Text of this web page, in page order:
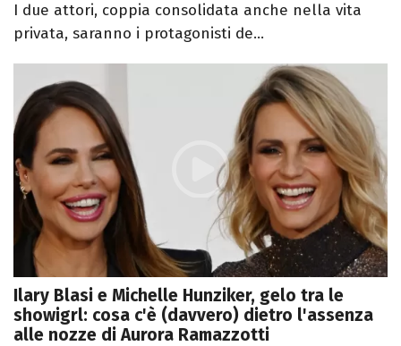
I due attori, coppia consolidata anche nella vita
privata, saranno i protagonisti de...
Ilary Blasi e Michelle Hunziker, gelo tra le
showigrl: cosa c'è (davvero) dietro l'assenza
alle nozze di Aurora Ramazzotti